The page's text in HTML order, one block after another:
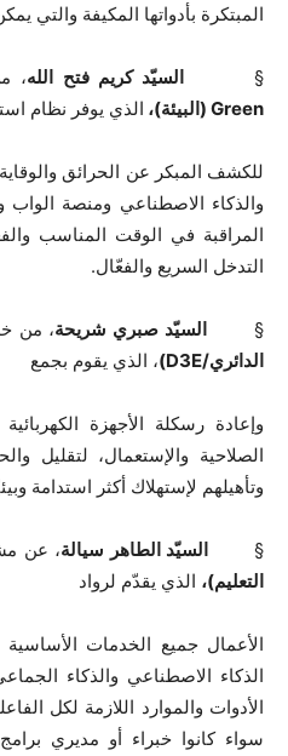
المبتكرة بأدواتها المكيفة والتي
§ السيّد كريم فتح الله،
Green (البيئة)، الذي يوفر نظام
للكشف المبكر عن الحرائق والوقاية
والذكاء الاصطناعي ومنصة الواب
المراقبة في الوقت المناسب
التدخل السريع والفعّال.
§السيّد صبري شريحة، من
الدائري/D3E
)، الذي يقوم بجمع
وإعادة رسكلة الأجهزة الكهربائية
الصلاحية والإستعمال، لتقليل
وتأهيلهم لإستهلاك أكثر استدامة
§ السيّد الطاهر سيالة، عن
التعليم)، الذي يقدّم لرواد
الأعمال جميع الخدمات
الذكاء الاصطناعي والذكاء
الأدوات والموارد اللازمة لكل
سواء كانوا خبراء أو مديري